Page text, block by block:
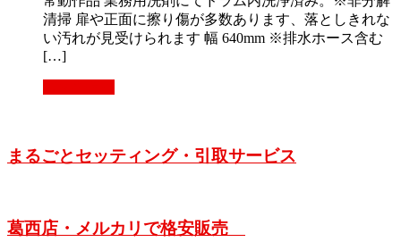
清掃 扉や正面に擦り傷が多数あります、落としきれな
い汚れが見受けられます 幅 640mm ※排水ホース含む
[…]
まるごとセッティング・引取サービス
葛西店・メルカリで格安販売